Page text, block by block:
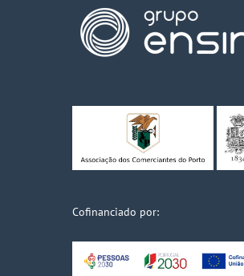
Cofinanciado por: